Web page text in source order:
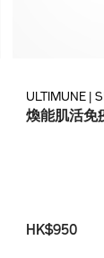
ULTIMUNE |
煥能肌活免
HK$950